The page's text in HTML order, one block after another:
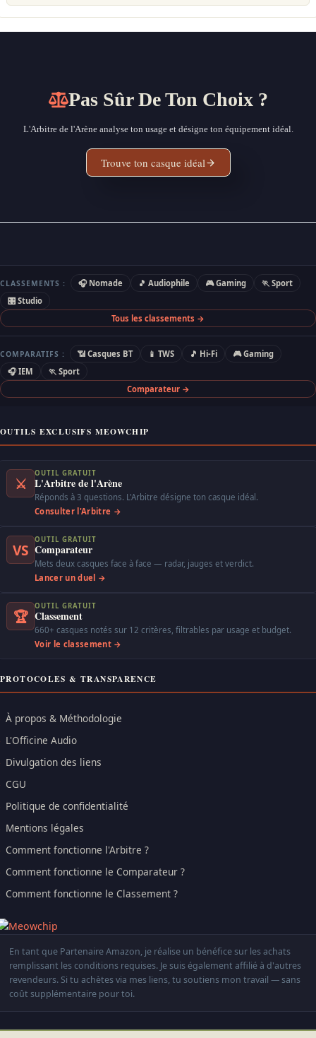
Pas Sûr De Ton Choix ?
L'Arbitre de l'Arène analyse ton usage et désigne ton équipement idéal.
Trouve ton casque idéal
CLASSEMENTS : 🎧 Nomade 🎵 Audiophile 🎮 Gaming
🏃 Sport
🎛 Studio
Tous les classements →
COMPARATIFS : 📶 Casques BT 📱 TWS 🎵 Hi-Fi
🎮 Gaming
🎧 IEM
🏃 Sport
Comparateur →
OUTILS EXCLUSIFS MEOWCHIP
⚔
OUTIL GRATUIT
L'Arbitre de l'Arène
Réponds à 3 questions. L'Arbitre désigne ton casque idéal.
Consulter l'Arbitre →
VS
OUTIL GRATUIT
Comparateur
Mets deux casques face à face — radar, jauges et verdict.
Lancer un duel →
🏆
OUTIL GRATUIT
Classement
660+ casques notés sur 12 critères, filtrables par usage et budget.
Voir le classement →
PROTOCOLES & TRANSPARENCE
À propos & Méthodologie
L'Officine Audio
Divulgation des liens
CGU
Politique de confidentialité
Mentions légales
Comment fonctionne l'Arbitre ?
Comment fonctionne le Comparateur ?
Comment fonctionne le Classement ?
En tant que Partenaire Amazon, je réalise un bénéfice sur les achats
remplissant les conditions requises. Je suis également affilié à d'autres
revendeurs. Si tu achètes via mes liens, tu soutiens mon travail — sans
coût supplémentaire pour toi.